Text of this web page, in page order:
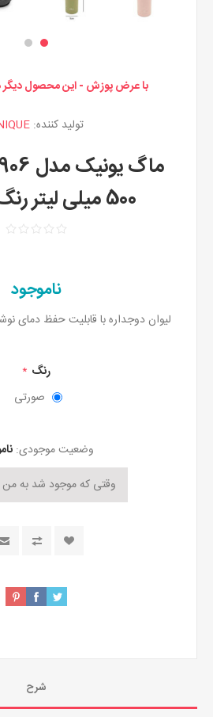
با عرض پوزش - این محصول
تولید کننده:
500 میلی لیتر رنگ صورتی
ناموجود
لیوان دوجداره با قابلیت حفظ دمای
رنگ *
صورتی
وضعیت موجودی:
شرح